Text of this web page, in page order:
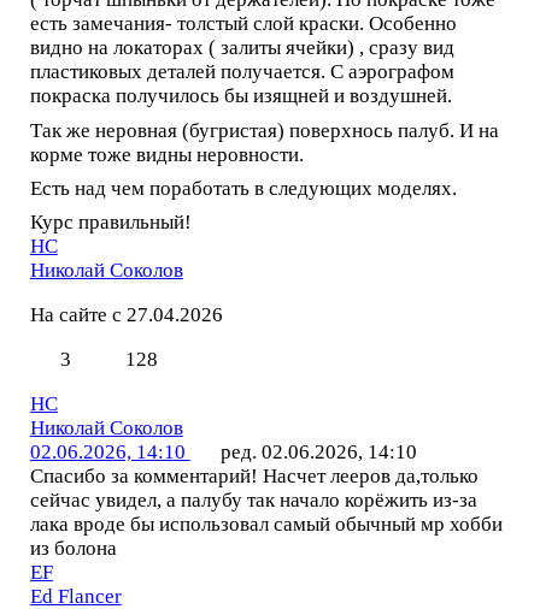
есть замечания- толстый слой краски. Особенно
видно на локаторах ( залиты ячейки) , сразу вид
пластиковых деталей получается. С аэрографом
покраска получилось бы изящней и воздушней.
Так же неровная (бугристая) поверхнось палуб. И на
корме тоже видны неровности.
Есть над чем поработать в следующих моделях.
Курс правильный!
НС
Николай Соколов
На сайте с 27.04.2026
3
128
НС
Николай Соколов
02.06.2026, 14:10
ред. 02.06.2026, 14:10
Спасибо за комментарий! Насчет лееров да,только
сейчас увидел, а палубу так начало корёжить из-за
лака вроде бы использовал самый обычный мр хобби
из болона
EF
Ed Flancer